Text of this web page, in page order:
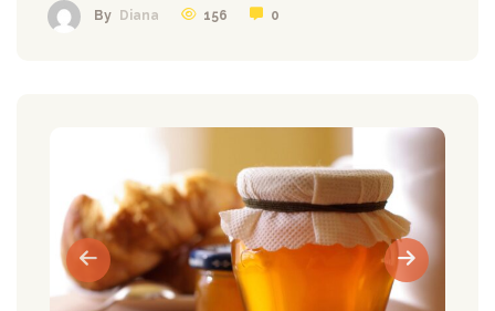
By Diana 156 0